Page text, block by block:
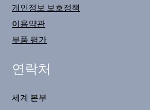
개인정보 보호정책
이용약관
부품 평가
연락처
세계 본부